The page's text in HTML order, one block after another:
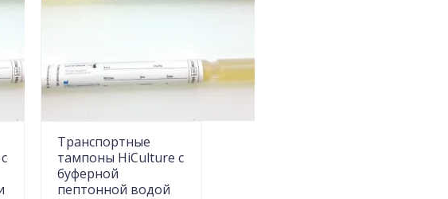
Транспортные
тампоны HiCulture с
буферной
пептонной водой